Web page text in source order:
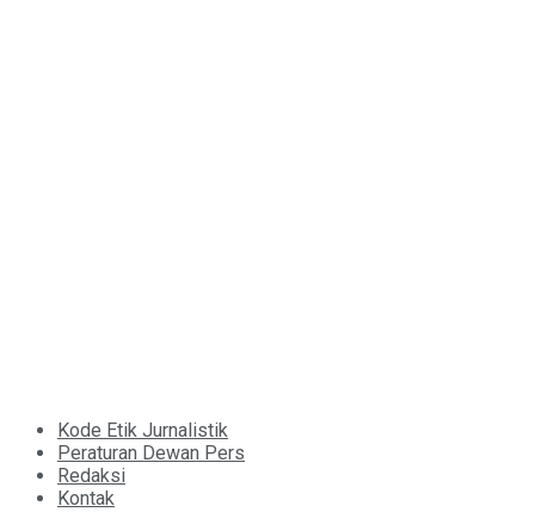
Kode Etik Jurnalistik
Peraturan Dewan Pers
Redaksi
Kontak